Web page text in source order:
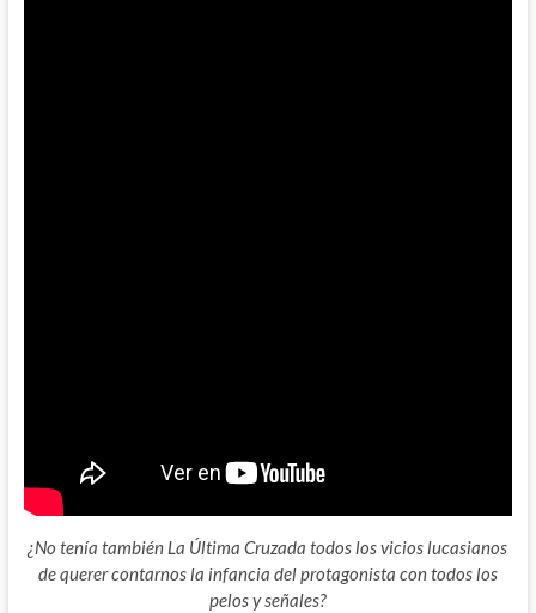
¿No tenía también La Última Cruzada todos los vicios lucasianos
de querer contarnos la infancia del protagonista con todos los
pelos y señales?